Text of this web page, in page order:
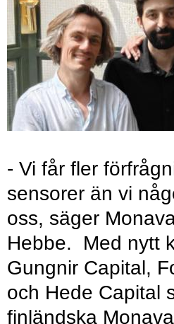
- Vi får fler
sensorer än vi
oss, säger
Hebbe. Med nytt
Gungnir Capital,
och Hede Capital
finländska